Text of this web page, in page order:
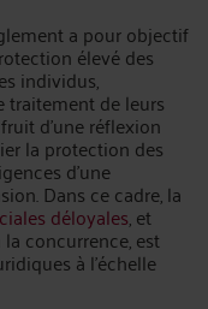
a pour objectif
élevé des
individus,
de leurs
d'une réflexion
la protection des
d'une
Dans ce cadre, la
déloyales, et
concurrence, est
à l'échelle